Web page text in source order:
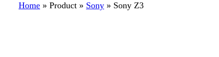
Home » Product » Sony » Sony Z3